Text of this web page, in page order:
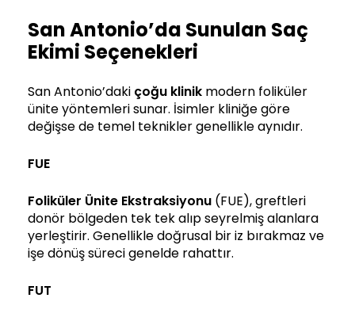
San Antonio’da Sunulan Saç
Ekimi Seçenekleri
San Antonio’daki çoğu klinik modern foliküler
ünite yöntemleri sunar. İsimler kliniğe göre
değişse de temel teknikler genellikle aynıdır.
FUE
Foliküler Ünite Ekstraksiyonu (FUE), greftleri
donör bölgeden tek tek alıp seyrelmiş alanlara
yerleştirir. Genellikle doğrusal bir iz bırakmaz ve
işe dönüş süreci genelde rahattır.
FUT